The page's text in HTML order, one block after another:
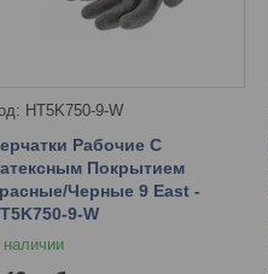
HT5K750-9-W
Рабочие С
Покрытием
Черные 9 East -
9-W
наличии